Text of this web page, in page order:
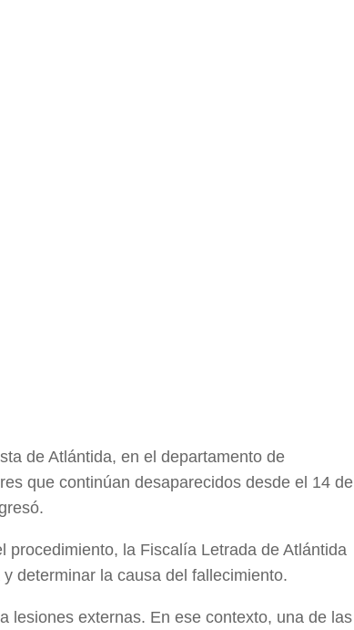
de Atlántida, en el departamento de
que continúan desaparecidos desde el 14 de
la Fiscalía Letrada de Atlántida
determinar la causa del fallecimiento.
lesiones externas. En ese contexto, una de las